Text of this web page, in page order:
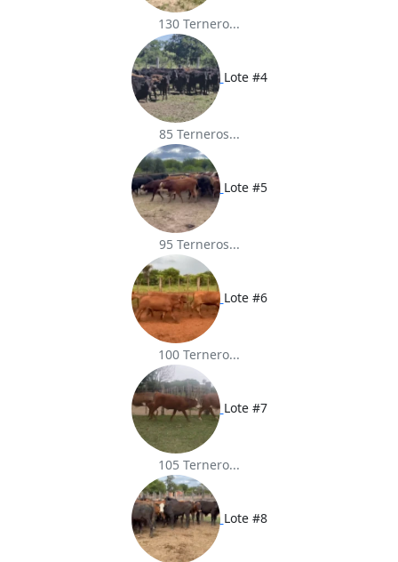
130 Ternero...
Lote #4
85 Terneros...
Lote #5
95 Terneros...
Lote #6
100 Ternero...
Lote #7
105 Ternero...
Lote #8